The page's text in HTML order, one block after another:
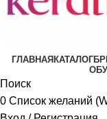
ГЛАВНАЯ КАТАЛОГ
Поиск
0 Список желаний